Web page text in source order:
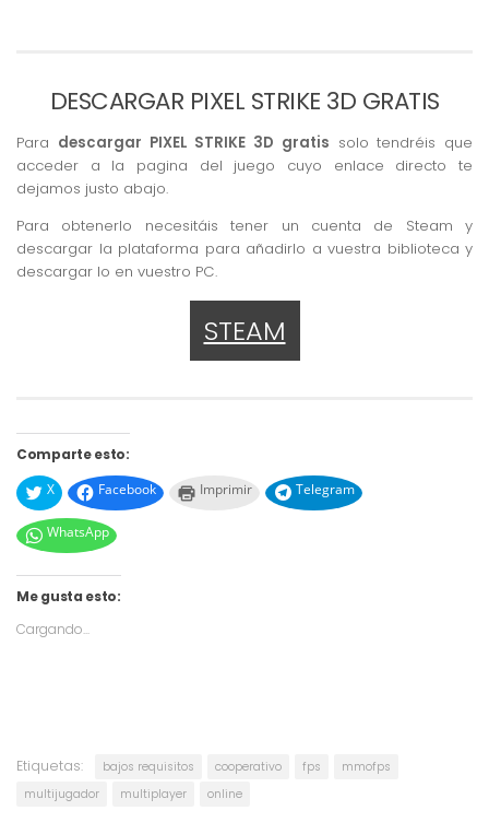
DESCARGAR PIXEL STRIKE 3D GRATIS
Para descargar PIXEL STRIKE 3D gratis solo tendréis que
acceder a la pagina del juego cuyo enlace directo te
dejamos justo abajo.
Para obtenerlo necesitáis tener un cuenta de Steam y
descargar la plataforma para añadirlo a vuestra biblioteca y
descargar lo en vuestro PC.
STEAM
Comparte esto:
X
Facebook Imprimir Telegram
WhatsApp
Me gusta esto:
Cargando...
Etiquetas: bajos requisitos cooperativo fps
mmofps
multijugador
multiplayer online